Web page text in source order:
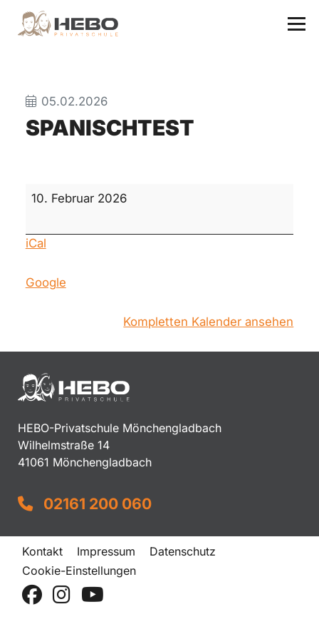
05.02.2026
SPANISCHTEST
Spanischtest
10. Februar 2026
iCal
Google
Kompletten Kalender ansehen
HEBO-Privatschule Mönchengladbach
Wilhelmstraße 14
41061 Mönchengladbach
02161 200 060
Kontakt Impressum
Datenschutz
Cookie-Einstellungen